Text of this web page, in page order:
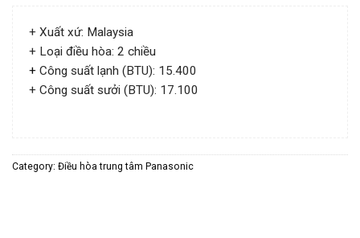
+ Xuất xứ: Malaysia
+ Loại điều hòa: 2 chiều
+ Công suất lạnh (BTU): 15.400
+ Công suất sưởi (BTU): 17.100
Category: Điều hòa trung tâm Panasonic